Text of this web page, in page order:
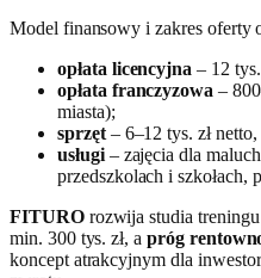
Model finansowy i zakres oferty
opłata licencyjna – 12
opłata franczyzowa –
miasta);
sprzęt– 6–12 tys. zł
usługi– zajęcia dla
przedszkolach i szkołach,
FITUROrozwija studia treningu
min. 300 tys. zł, apróg
koncept atrakcyjnym dla